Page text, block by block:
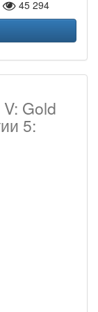
45 294
Gold
5: